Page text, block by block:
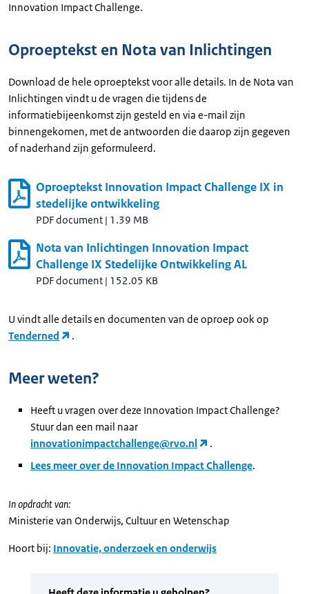
Innovation Impact Challenge.
Oproeptekst en Nota van Inlichtingen
Download de hele oproeptekst voor alle details. In de Nota van
Inlichtingen vindt u de vragen die tijdens de
informatiebijeenkomst zijn gesteld en via e-mail zijn
binnengekomen, met de antwoorden die daarop zijn gegeven
of naderhand zijn geformuleerd.
Oproeptekst Innovation Impact Challenge IX in
stedelijke ontwikkeling
PDF document | 1.39 MB
Nota van Inlichtingen Innovation Impact
Challenge IX Stedelijke Ontwikkeling AL
PDF document | 152.05 KB
U vindt alle details en documenten van de oproep ook op
Tenderned
.
Meer weten?
Heeft u vragen over deze Innovation Impact Challenge?
Stuur dan een mail naar
innovationimpactchallenge@rvo.nl
.
Lees meer over de Innovation Impact Challenge.
In opdracht van:
Ministerie van Onderwijs, Cultuur en Wetenschap
Hoort bij: Innovatie, onderzoek en onderwijs